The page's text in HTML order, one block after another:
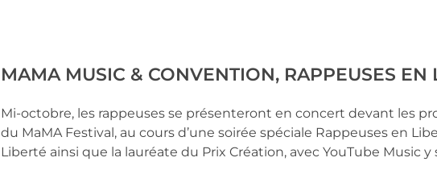
MAMA MUSIC & CONVENTION, RAPPEUSES EN
Mi-octobre, les rappeuses se présenteront en concert devant les
du MaMA Festival, au cours d’une soirée spéciale Rappeuses en
Liberté ainsi que la lauréate du Prix Création, avec YouTube Music